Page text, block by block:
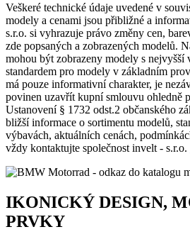
Veškeré technické údaje uvedené v
modely a cenami jsou přibližné a
s.r.o. si vyhrazuje právo změny cen,
zde popsaných a zobrazených modelů.
mohou být zobrazeny modely s nejvyšší
standardem pro modely v základním
má pouze informativní charakter, je
povinen uzavřít kupní smlouvu ohledně
Ustanovení § 1732 odst.2 občanského
bližší informace o sortimentu modelů,
výbavách, aktuálních cenách,
vždy kontaktujte společnost invelt - s.r.o.
IKONICKÝ DESIGN,
PRVKY